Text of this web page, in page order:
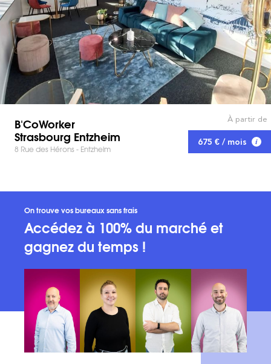
B'CoWorker
Strasbourg Entzheim
8 Rue des Hérons - Entzheim
À partir de
675 € / mois
On trouve vos bureaux sans frais
Accédez à 100% du marché et
gagnez du temps !